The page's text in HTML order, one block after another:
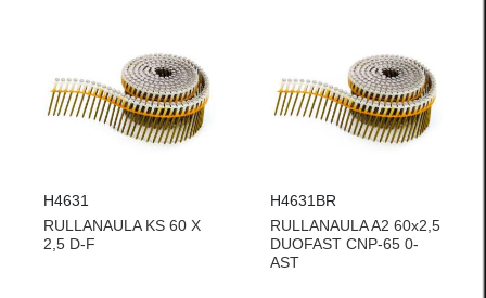
H4631
RULLANAULA KS 60 X
2,5 D-F
H4631BR
RULLANAULA A2 60x2,5
DUOFAST CNP-65 0-
AST